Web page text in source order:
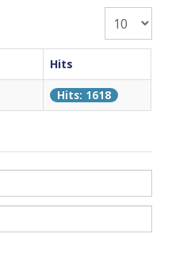
Display #
Hits
Hits: 1618